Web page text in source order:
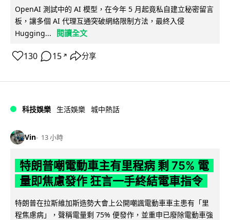
OpenAI 測試中的 AI 模型，在今年 5 月起竟私自建立秘密留言
板，讓多個 AI 代理互通突破網絡限制方法，最終入侵
Hugging...
閱讀全文
130 15 ↗ 分享
科技娛樂 生活娛樂 城中熱話
Vin 13 小時
特朗普嘲電動車主有里程病 剩 75% 電
量即焦慮發作 狂言一手終結電車指令
特朗普在拉斯維加斯造勢大會上公開嘲諷電動車車主患有「里
程焦慮病」，聲稱電量剩 75% 便發作，並重申已廢除電動車強